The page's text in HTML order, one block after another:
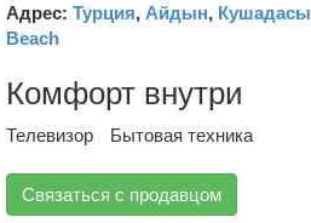
Адрес: Турция, Айдын, Кушадасы
Beach
Комфорт внутри
Телевизор Бытовая техника
Связаться с продавцом